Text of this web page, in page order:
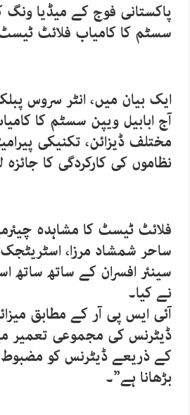
پاکستانی فوج کے میڈیا ونگ
سسٹم کا کامیاب فلائٹ
ایک بیان میں، انٹر سروس
آج ابابیل ویپن سسٹم کا
مختلف ڈیزائن، تکنیکی
نظاموں کی کارکردگی کا جائزہ
فلائٹ ٹیسٹ کا مشاہدہ
ساحر شمشاد مرزا،
سینئر افسران کے ساتھ ساتھ
نے کیا۔
آئی ایس پی آر کے مطابق
ڈیٹرنس کی مجموعی تعمیر
کے ذریعے ڈیٹرنس کو مضبوط
بڑھانا ہے”۔